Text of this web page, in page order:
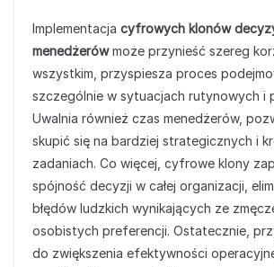
Implementacja cyfrowych klonów
menedżerówmoże przynieść szereg
wszystkim, przyspiesza proces
szczególnie w sytuacjach rutynowych i
Uwalnia również czas menedżerów,
skupić się na bardziej strategicznych i
zadaniach. Co więcej, cyfrowe klony
spójność decyzji w całej organizacji,
błędów ludzkich wynikających ze
osobistych preferencji. Ostatecznie,
do zwiększenia efektywności